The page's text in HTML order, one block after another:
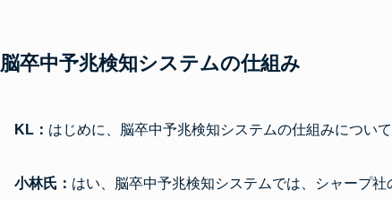
脳卒中予兆検知システムの仕組み
KL： はじめに、脳卒中予兆検知システムの仕組みについ
小林氏： はい、脳卒中予兆検知システムでは、シャープ